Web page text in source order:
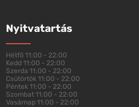
Nyitvatartás
Hétfő 11:00 - 22:00
Kedd 11:00 - 22:00
Szerda 11:00 - 22:00
Csütörtök 11:00 - 22:00
Péntek 11:00 - 22:00
Szombat 11:00 - 22:00
Vasárnap 11:00 - 22:00